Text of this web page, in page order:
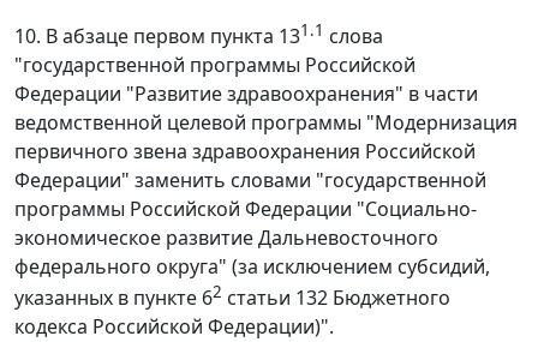
10. В абзаце первом пункта 131.1 слова
"государственной программы Российской
Федерации "Развитие здравоохранения" в части
ведомственной целевой программы "Модернизация
первичного звена здравоохранения Российской
Федерации" заменить словами "государственной
программы Российской Федерации "Социально-
экономическое развитие Дальневосточного
федерального округа" (за исключением субсидий,
указанных в пункте 62 статьи 132 Бюджетного
кодекса Российской Федерации)".